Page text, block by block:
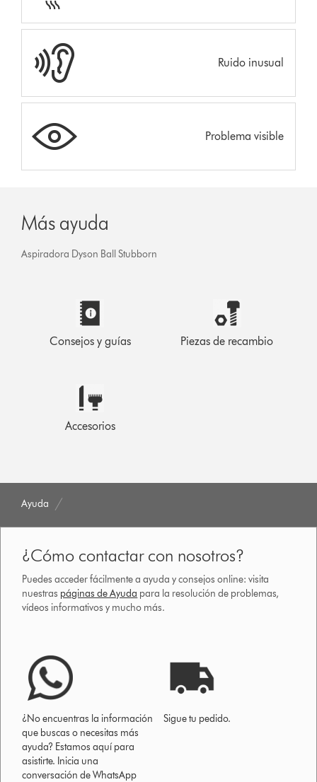
Ruido inusual
Problema visible
Más ayuda
Aspiradora Dyson Ball Stubborn
Consejos y guías Piezas de recambio
Accesorios
Ayuda
¿Cómo contactar con nosotros?
Puedes acceder fácilmente a ayuda y consejos online: visita
nuestras páginas de Ayuda para la resolución de problemas,
vídeos informativos y mucho más.
¿No encuentras la información
que buscas o necesitas más
ayuda? Estamos aquí para
asistirte. Inicia una
conversación de WhatsApp
Sigue tu pedido.